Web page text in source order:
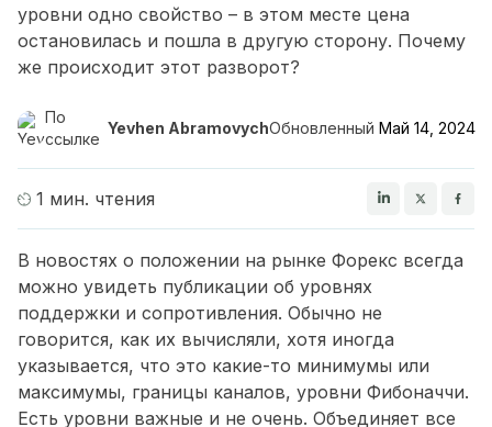
уровни одно свойство – в этом месте цена
остановилась и пошла в другую сторону. Почему
же происходит этот разворот?
По
ссылке
Yevhen AbramovychОбновленный Май 14, 2024
1 мин. чтения
В новостях о положении на рынке Форекс всегда
можно увидеть публикации об уровнях
поддержки и сопротивления. Обычно не
говорится, как их вычисляли, хотя иногда
указывается, что это какие-то минимумы или
максимумы, границы каналов, уровни Фибоначчи.
Есть уровни важные и не очень. Объединяет все